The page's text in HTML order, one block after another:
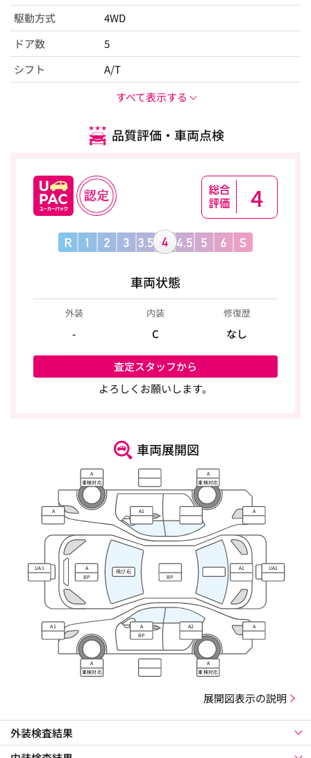
駆動方式
4WD
ドア数
5
シフト
A/T
すべて表示する
品質評価・車両点検
4
車両状態
外装
-
内装
C
修復歴
なし
査定スタッフから
よろしくお願いします。
車両展開図
A
車検対応
A
車検対応
A A1 A
UA1 A
BP
飛び石
BP
A1 UA1
A1 A
BP
A2 A
A
車検対応
A
車検対応
展開図表示の説明
外装検査結果